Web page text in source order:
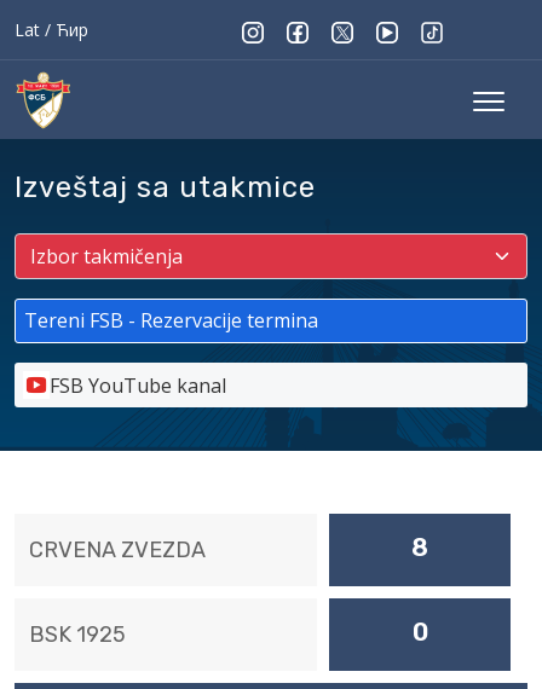
Lat / Ћир
Izveštaj sa utakmice
Tereni FSB - Rezervacije termina
FSB YouTube kanal
CRVENA ZVEZDA 8
BSK 1925 0